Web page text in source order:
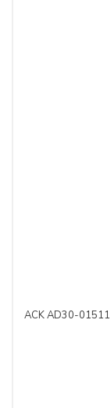
ACK AD30-01511